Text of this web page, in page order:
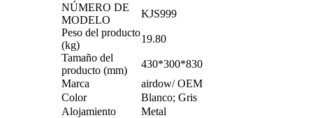
NÚMERO DE
MODELO
KJS999
Peso del producto
(kg)
19.80
Tamaño del
producto (mm)
430*300*830
Marca
airdow/ OEM
Color
Blanco; Gris
Alojamiento
Metal